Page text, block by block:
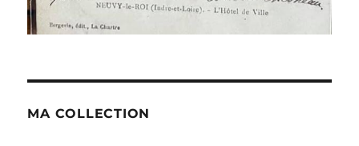
MA COLLECTION